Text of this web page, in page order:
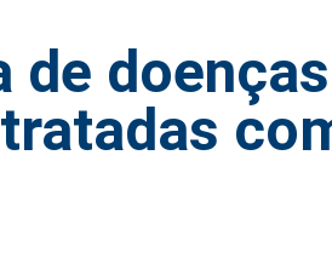
de doenças